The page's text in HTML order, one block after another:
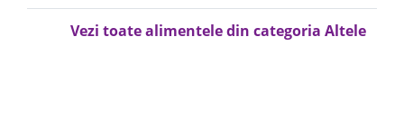
Vezi toate alimentele din categoria Altele